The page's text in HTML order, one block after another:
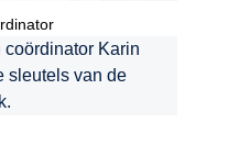
Karin
sleutels van de